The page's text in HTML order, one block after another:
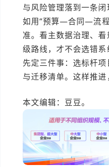
与风险管理落到一条
如用“预算—合同—流
准。看主数据治理、
级路线，才不会选错
先定三件事：选标杆
与迁移清单。这样推进
本文编辑：豆豆。